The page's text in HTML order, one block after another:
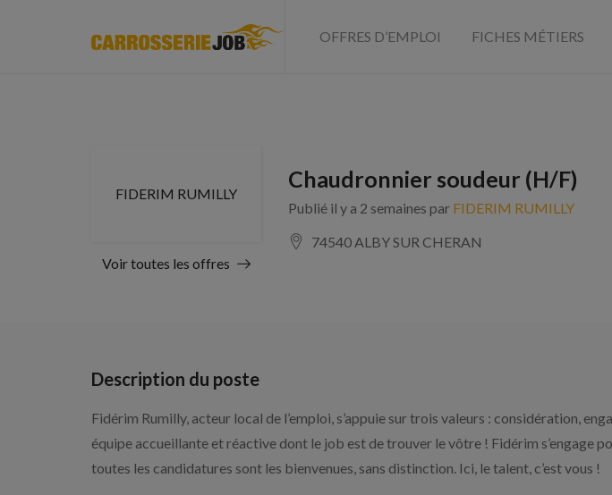
OFFRES D’EMPLOI FICHES MÉTIERS
FIDERIM RUMILLY
Voir toutes les offres
Chaudronnier soudeur (H/F)
Publié il y a 2 semaines par FIDERIM RUMILLY
74540 ALBY SUR CHERAN
Description du poste
Fidérim Rumilly, acteur local de l’emploi, s’appuie sur trois valeurs : considération,
équipe accueillante et réactive dont le job est de trouver le vôtre ! Fidérim s’engage
toutes les candidatures sont les bienvenues, sans distinction. Ici, le talent, c’est vous !